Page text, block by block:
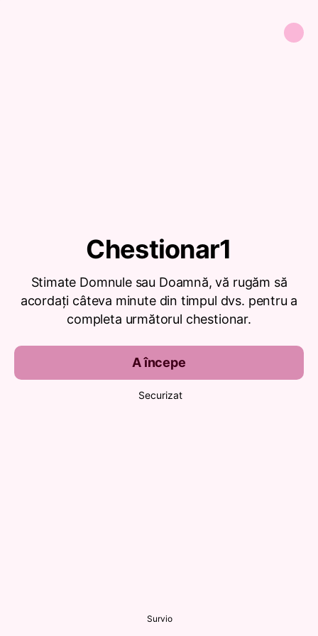
Chestionar1
Stimate Domnule sau Doamnă, vă rugăm să
acordați câteva minute din timpul dvs. pentru a
completa următorul chestionar.
A începe
Securizat
Survio